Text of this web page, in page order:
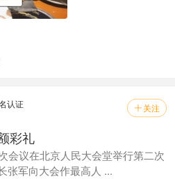
 关注
认证
彩礼
会议在北京人民大会堂举行第二次
张军向大会作最高人 ...